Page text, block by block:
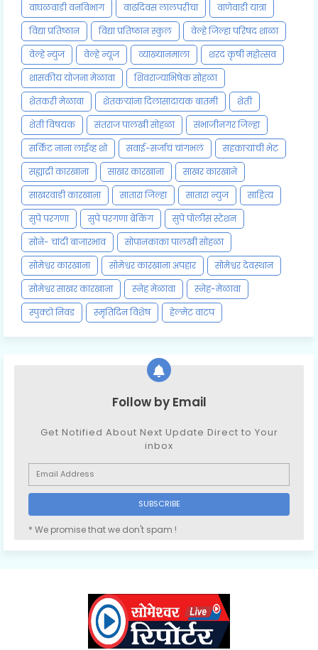
वाघळवाडी वनविभाग
वाढदिवस लालपरीचा
वाणेवाडी यात्रा
विद्या प्रतिष्ठान
विद्या प्रतिष्ठान स्कुल
वेल्हे जिल्हा परिषद शाळा
वेल्हे न्युज
वेल्हे न्यूज व्याख्यानमाला
शरद कृषी महोत्सव
शासकीय योजना मेळावा
शिवराज्याभिषेक सोहळा
शेतकरी मेळावा
शेतकऱ्यांना दिलासादायक बातमी
शेती
शेती विषयक
संतराज पालखी सोहळा
संभाजीनगर जिल्हा
सर्किट नाना लाईव्ह शो
सवाई-सर्जाचं चांगभलं
सहकाऱ्यांची भेट
सह्याद्री कारखाना
साखर कारखाना
साखर कारखाने
साखरवाडी कारखाना
सातारा जिल्हा सातारा न्युज
साहित्य
सुपे परगणा
सुपे परगणा ब्रेकिंग
सुपे पोलीस स्टेशन
सोने- चांदी बाजारभाव
सोपानकाका पालखी सोहळा
सोमेश्वर कारखाना
सोमेश्वर कारखाना अपहार
सोमेश्वर देवस्थान
सोमेश्वर साखर कारखाना
स्नेह मेळावा
स्नेह-मेळावा
स्पुक्टो निवड
स्मृतिदिन विशेष हेल्मेट वाटप
Follow by Email
Get Notified About Next Update Direct to Your
inbox
* We promise that we don't spam !